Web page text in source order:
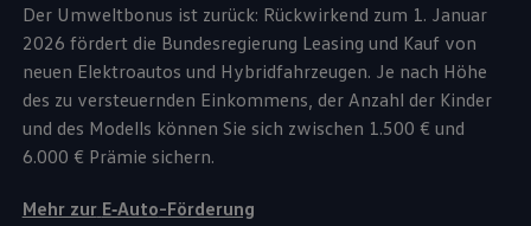
Der Umweltbonus ist zurück: Rückwirkend zum 1. Januar
2026 fördert die Bundesregierung Leasing und Kauf von
neuen Elektroautos und Hybridfahrzeugen. Je nach Höhe
des zu versteuernden Einkommens, der Anzahl der Kinder
und des Modells können Sie sich zwischen 1.500 € und
6.000 € Prämie sichern.
Mehr zur E‑Auto-Förderung